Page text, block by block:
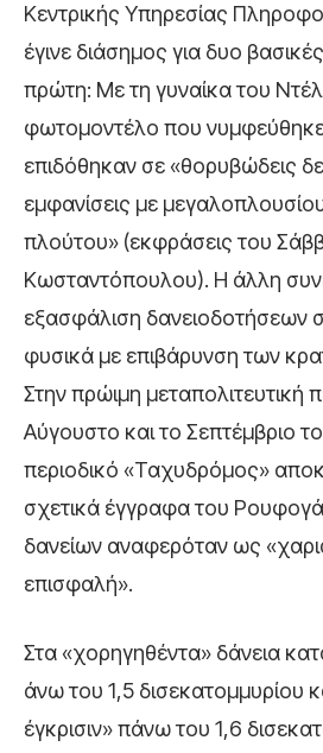
Κεντρικής Υπηρεσίας
έγινε διάσημος για δυο
πρώτη: Με τη γυναίκα του
φωτομοντέλο που νυμφεύθηκε
επιδόθηκαν σε «θορυβώδεις
εμφανίσεις με
πλούτου» (εκφράσεις του
Κωσταντόπουλου). Η άλλη
εξασφάλιση δανειοδοτήσεων
φυσικά με επιβάρυνση των
Στην πρώιμη μεταπολιτευτική
Αύγουστο και το Σεπτέμβριο
περιοδικό «Ταχυδρόμος»
σχετικά έγγραφα του
δανείων αναφερόταν ως
επισφαλή».
Στα «χορηγηθέντα» δάνεια
άνω του 1,5 δισεκατομμυρίου
έγκρισιν» πάνω του 1,6